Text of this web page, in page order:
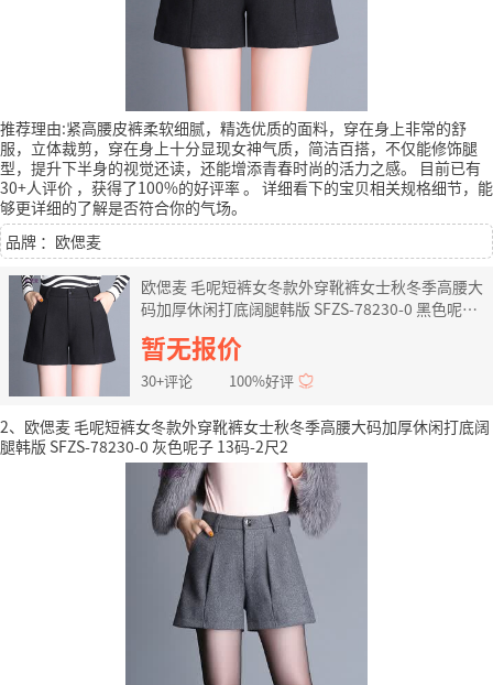
推荐理由:紧高腰皮裤柔软细腻，精选优质的面料，穿在身上非常的舒
服，立体裁剪，穿在身上十分显现女神气质，简洁百搭，不仅能修饰腿
型，提升下半身的视觉还读，还能增添青春时尚的活力之感。
目前已有
30+人评价 ，获得了100%的好评率。 详细看下的宝贝相关规格细节，能
够更详细的了解是否符合你的气场。
品牌 ：欧偲麦
欧偲麦 毛呢短裤女冬款外穿靴裤女士秋冬季高腰大
码加厚休闲打底阔腿韩版 SFZS-78230-0 黑色呢子
13码-2尺2
暂无报价
30+评论 100%好评
2、欧偲麦 毛呢短裤女冬款外穿靴裤女士秋冬季高腰大码加厚休闲打底阔
腿韩版 SFZS-78230-0 灰色呢子 13码-2尺2